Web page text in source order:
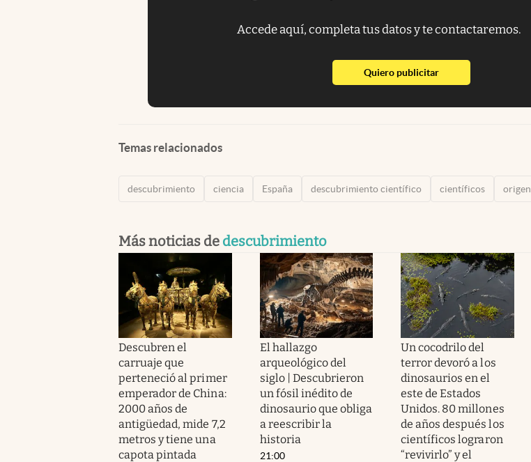
Accede aquí, completa tus datos y te contactaremos.
Quiero publicitarabre en nueva pestaña
Temas relacionados
descubrimiento ciencia España descubrimiento científico científicos origen
Más noticias de descubrimiento
Descubren el
carruaje que
perteneció al primer
emperador de China:
2000 años de
antigüedad, mide 7,2
metros y tiene una
capota pintada
El hallazgo
arqueológico del
siglo | Descubrieron
un fósil inédito de
dinosaurio que obliga
a reescribir la
historia
21:00
Un cocodrilo del
terror devoró a los
dinosaurios en el
este de Estados
Unidos. 80 millones
de años después los
científicos lograron
“revivirlo” y el